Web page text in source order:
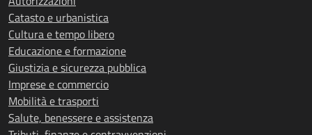
Catasto e urbanistica
Cultura e tempo libero
Educazione e formazione
Giustizia e sicurezza pubblica
Imprese e commercio
Mobilità e trasporti
Salute, benessere e assistenza